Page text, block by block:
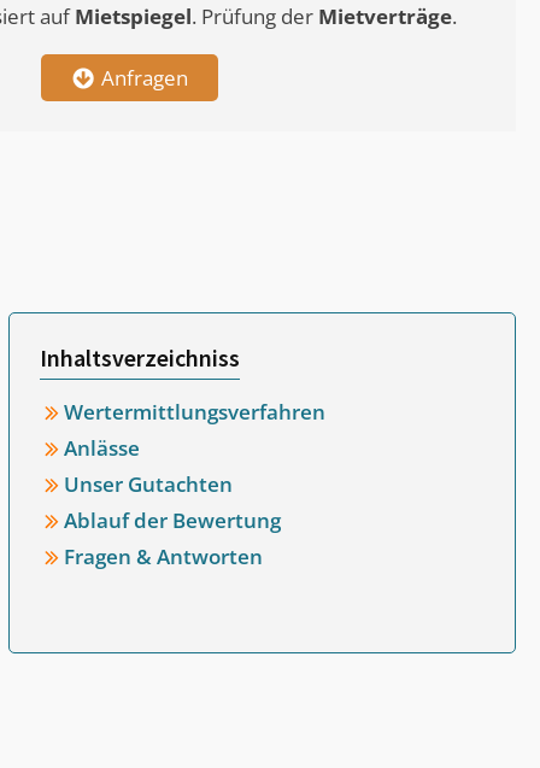
aufMietspiegel. Prüfung der Mietverträge.
Anfragen
Inhaltsverzeichniss
Wertermittlungsverfahren
Anlässe
Unser Gutachten
Ablauf der Bewertung
Fragen & Antworten